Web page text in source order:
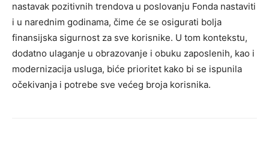
nastavak pozitivnih trendova u poslovanju Fonda nastaviti
i u narednim godinama, čime će se osigurati bolja
finansijska sigurnost za sve korisnike. U tom kontekstu,
dodatno ulaganje u obrazovanje i obuku zaposlenih, kao i
modernizacija usluga, biće prioritet kako bi se ispunila
očekivanja i potrebe sve većeg broja korisnika.